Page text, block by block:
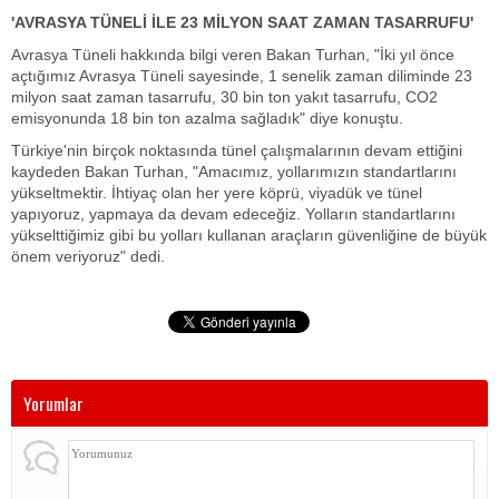
'AVRASYA TÜNELİ İLE 23 MİLYON SAAT ZAMAN TASARRUFU'
Avrasya Tüneli hakkında bilgi veren Bakan Turhan, "İki yıl önce
açtığımız Avrasya Tüneli sayesinde, 1 senelik zaman diliminde 23
milyon saat zaman tasarrufu, 30 bin ton yakıt tasarrufu, CO2
emisyonunda 18 bin ton azalma sağladık" diye konuştu.
Türkiye'nin birçok noktasında tünel çalışmalarının devam ettiğini
kaydeden Bakan Turhan, "Amacımız, yollarımızın standartlarını
yükseltmektir. İhtiyaç olan her yere köprü, viyadük ve tünel
yapıyoruz, yapmaya da devam edeceğiz. Yolların standartlarını
yükselttiğimiz gibi bu yolları kullanan araçların güvenliğine de büyük
önem veriyoruz" dedi.
Yorumlar